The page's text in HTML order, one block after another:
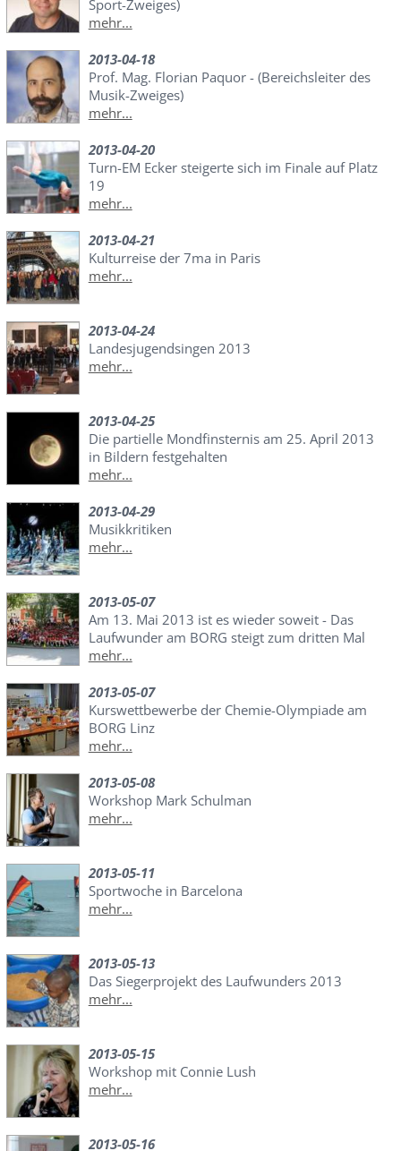
Sport-Zweiges)
mehr...
2013-04-18
Prof. Mag. Florian Paquor - (Bereichsleiter des
Musik-Zweiges)
mehr...
2013-04-20
Turn-EM Ecker steigerte sich im Finale auf Platz
19
mehr...
2013-04-21
Kulturreise der 7ma in Paris
mehr...
2013-04-24
Landesjugendsingen 2013
mehr...
2013-04-25
Die partielle Mondfinsternis am 25. April 2013
in Bildern festgehalten
mehr...
2013-04-29
Musikkritiken
mehr...
2013-05-07
Am 13. Mai 2013 ist es wieder soweit - Das
Laufwunder am BORG steigt zum dritten Mal
mehr...
2013-05-07
Kurswettbewerbe der Chemie-Olympiade am
BORG Linz
mehr...
2013-05-08
Workshop Mark Schulman
mehr...
2013-05-11
Sportwoche in Barcelona
mehr...
2013-05-13
Das Siegerprojekt des Laufwunders 2013
mehr...
2013-05-15
Workshop mit Connie Lush
mehr...
2013-05-16